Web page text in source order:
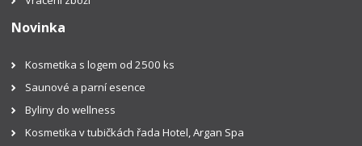
Novinka
Kosmetika s logem od 2500 ks
Saunové a parní esence
Byliny do wellness
Kosmetika v tubičkách řada Hotel, Argan Spa